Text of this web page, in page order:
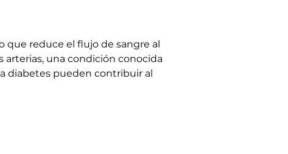
que reduce el flujo de sangre al
arterias, una condición conocida
diabetes pueden contribuir al